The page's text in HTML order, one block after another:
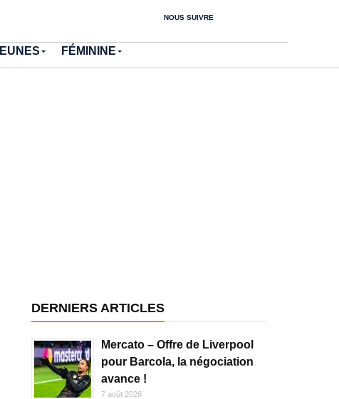
NOUS SUIVRE
FÉMININE
DERNIERS ARTICLES
Mercato – Offre de Liverpool
pour Barcola, la négociation
avance !
7 août 2026